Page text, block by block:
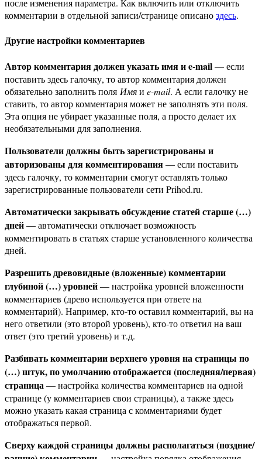
комментарии в отдельной записи/странице описаноздесь.
Другие настройки комментариев
Автор комментария должен указать имя и e-mail— если
поставить здесь галочку, то автор комментария должен
обязательно заполнить поля Имяи e-mail. А если галочку не
ставить, то автор комментария может не заполнять эти поля.
Эта опция не убирает указанные поля, а просто делает их
необязательными для заполнения.
Пользователи должны быть зарегистрированы и
авторизованы для комментирования— если поставить
здесь галочку, то комментарии смогут оставлять только
зарегистрированные пользователи сети Prihod.ru.
Автоматически закрывать обсуждение статей старше (…)
дней— автоматически отключает возможность
комментировать в статьях старше установленного количества
дней.
Разрешить древовидные (вложенные) комментарии
глубиной (…) уровней— настройка уровней вложенности
комментариев (древо используется при ответе на
комментарий). Например, кто-то оставил комментарий, вы на
него ответили (это второй уровень), кто-то ответил на ваш
ответ (это третий уровень) и т.д.
Разбивать комментарии верхнего уровня на страницы по
(…) штук, по умолчанию отображается (последняя/первая)
страница— настройка количества комментариев на одной
странице (у комментариев свои страницы), а также здесь
можно указать какая страница с комментариями будет
отображаться первой.
Сверху каждой страницы должны располагаться (поздние/